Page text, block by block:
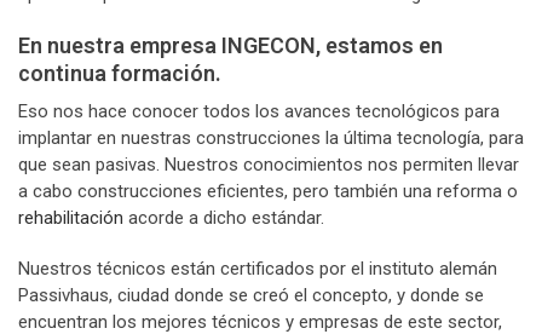
En nuestra empresa INGECON, estamos en
continua formación.
Eso nos hace conocer todos los avances tecnológicos para
implantar en nuestras construcciones la última tecnología, para
que sean pasivas. Nuestros conocimientos nos permiten llevar
a cabo construcciones eficientes, pero también una reforma o
rehabilitación acorde a dicho estándar.
Nuestros técnicos están certificados por el instituto alemán
Passivhaus, ciudad donde se creó el concepto, y donde se
encuentran los mejores técnicos y empresas de este sector,